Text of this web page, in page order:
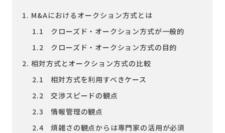
1. M&Aにおけるオークション方式とは
1.1 クローズド・オークション方式が一般的
1.2 クローズド・オークション方式の目的
2. 相対方式とオークション方式の比較
2.1 相対方式を利用すべきケース
2.2 交渉スピードの観点
2.3 情報管理の観点
2.4 煩雑さの観点からは専門家の活用が必須